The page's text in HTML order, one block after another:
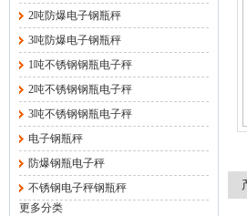
2吨防爆电子钢瓶秤
3吨防爆电子钢瓶秤
1吨不锈钢钢瓶电子秤
2吨不锈钢钢瓶电子秤
3吨不锈钢钢瓶电子秤
电子钢瓶秤
防爆钢瓶电子秤
不锈钢电子秤钢瓶秤
更多分类